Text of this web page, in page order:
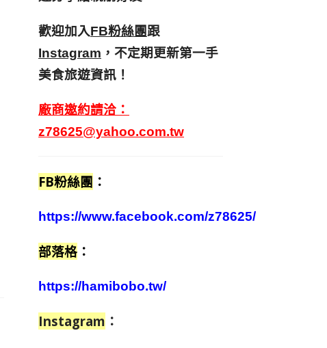
歡迎加入FB粉絲團跟
Instagram ，不定期更新第一手
美食旅遊資訊！
廠商邀約請洽：
z78625@yahoo.com.tw
FB粉絲團 ：
https://www.facebook.com/z78625/
部落格 ：
https://hamibobo.tw/
Instagram ：